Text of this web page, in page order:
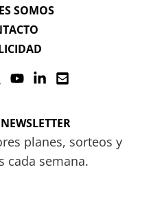
SOMOS
planes, sorteos y
cada semana.